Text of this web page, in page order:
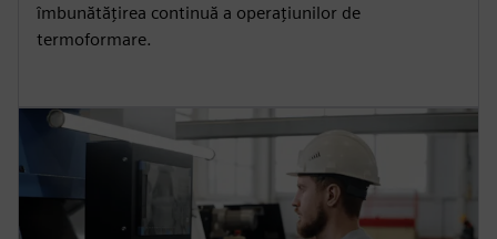
îmbunătățirea continuă a operațiunilor de
termoformare.